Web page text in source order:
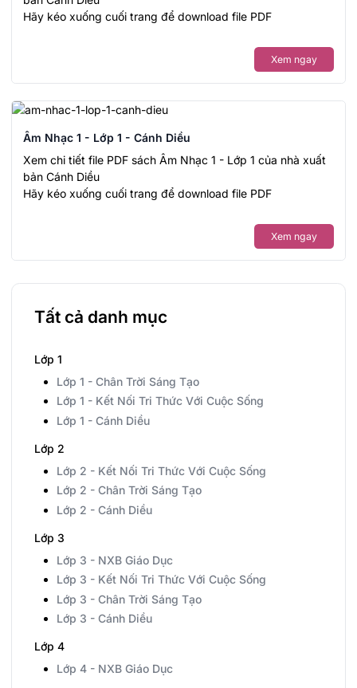
Hãy kéo xuống cuối trang để download file PDF
Xem ngay
Âm Nhạc 1 - Lớp 1 - Cánh Diều
Xem chi tiết file PDF sách Âm Nhạc 1 - Lớp 1 của nhà xuất
bản Cánh Diều
Hãy kéo xuống cuối trang để download file PDF
Xem ngay
Tất cả danh mục
Lớp 1
Lớp 1 - Chân Trời Sáng Tạo
Lớp 1 - Kết Nối Tri Thức Với Cuộc Sống
Lớp 1 - Cánh Diều
Lớp 2
Lớp 2 - Kết Nối Tri Thức Với Cuộc Sống
Lớp 2 - Chân Trời Sáng Tạo
Lớp 2 - Cánh Diều
Lớp 3
Lớp 3 - NXB Giáo Dục
Lớp 3 - Kết Nối Tri Thức Với Cuộc Sống
Lớp 3 - Chân Trời Sáng Tạo
Lớp 3 - Cánh Diều
Lớp 4
Lớp 4 - NXB Giáo Dục